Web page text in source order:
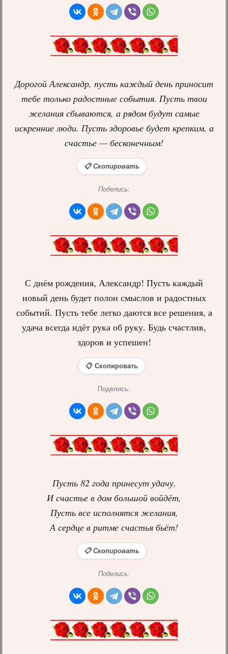
Дорогой Александр, пусть каждый день приносит
тебе только радостные события. Пусть твои
желания сбываются, а рядом будут самые
искренние люди. Пусть здоровье будет крепким, а
счастье — бесконечным!
📋 Скопировать
Поделись:
С днём рождения, Александр! Пусть каждый
новый день будет полон смыслов и радостных
событий. Пусть тебе легко даются все решения, а
удача всегда идёт рука об руку. Будь счастлив,
здоров и успешен!
📋 Скопировать
Поделись:
Пусть 82 года принесут удачу,
И счастье в дом большой войдёт,
Пусть все исполнятся желания,
А сердце в ритме счастья бьёт!
📋 Скопировать
Поделись: